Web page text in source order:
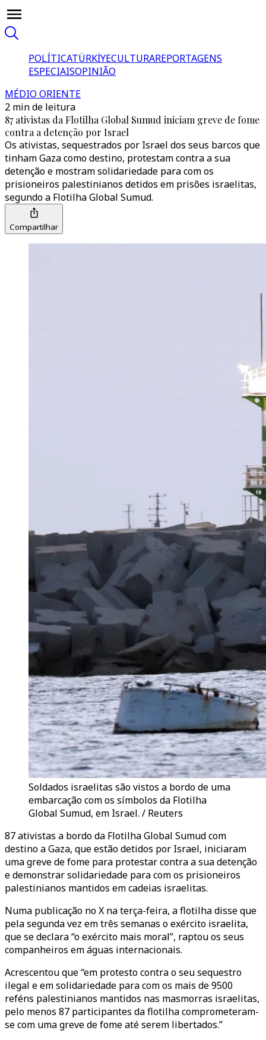
POLÍTICATÜRKİYECULTURAREPORTAGENS
ESPECIAISOPINIÃO
MÉDIO ORIENTE
2 min de leitura
87 ativistas da Flotilha Global Sumud iniciam greve de fome
contra a detenção por Israel
Os ativistas, sequestrados por Israel dos seus barcos que
tinham Gaza como destino, protestam contra a sua
detenção e mostram solidariedade para com os
prisioneiros palestinianos detidos em prisões israelitas,
segundo a Flotilha Global Sumud.
Compartilhar
Soldados israelitas são vistos a bordo de uma
embarcação com os símbolos da Flotilha
Global Sumud, em Israel. / Reuters
87 ativistas a bordo da Flotilha Global Sumud com
destino a Gaza, que estão detidos por Israel, iniciaram
uma greve de fome para protestar contra a sua detenção
e demonstrar solidariedade para com os prisioneiros
palestinianos mantidos em cadeias israelitas.
Numa publicação no X na terça-feira, a flotilha disse que
pela segunda vez em três semanas o exército israelita,
que se declara “o exército mais moral”, raptou os seus
companheiros em águas internacionais.
Acrescentou que “em protesto contra o seu sequestro
ilegal e em solidariedade para com os mais de 9500
reféns palestinianos mantidos nas masmorras israelitas,
pelo menos 87 participantes da flotilha comprometeram-
se com uma greve de fome até serem libertados.”